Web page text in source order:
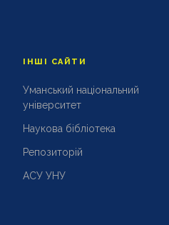
ІНШІ САЙТИ
Уманський національний
університет
Наукова бібліотека
Репозиторій
АСУ УНУ